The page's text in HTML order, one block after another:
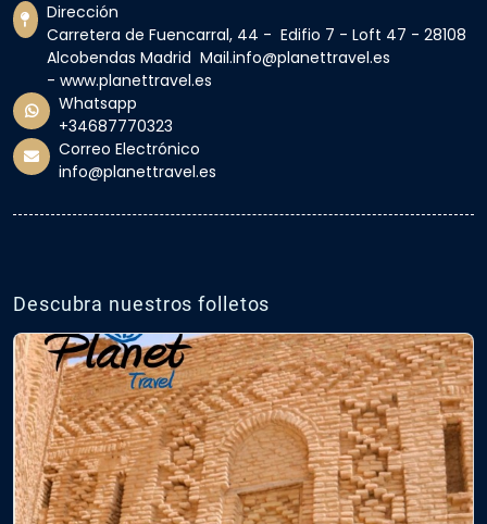
Dirección
Carretera de Fuencarral, 44 - Edifio 7 - Loft 47 - 28108
Alcobendas Madrid Mail.info@planettravel.es
- www.planettravel.es
Whatsapp
+34687770323
Correo Electrónico
info@planettravel.es
Descubra nuestros folletos